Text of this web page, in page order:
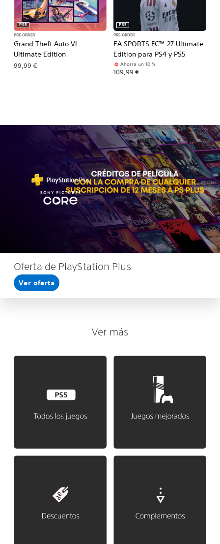
Grand Theft Auto VI:
Ultimate Edition
PS5
PRE-ORDER
99,99 €
EA SPORTS FC™ 27 Ultimate
Edition para PS4 y PS5
PS5
PRE-ORDER
Ahorra un 10 %
109,99 €
Oferta de PlayStation Plus
Ver oferta
Ver más